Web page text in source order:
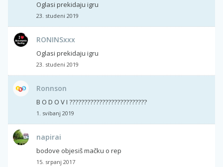
Oglasi prekidaju igru
23. studeni 2019
RONINSxxx
Oglasi prekidaju igru
23. studeni 2019
Ronnson
B O D O V I ??????????????????????????
1. svibanj 2019
napirai
bodove objesiš mačku o rep
15. srpanj 2017